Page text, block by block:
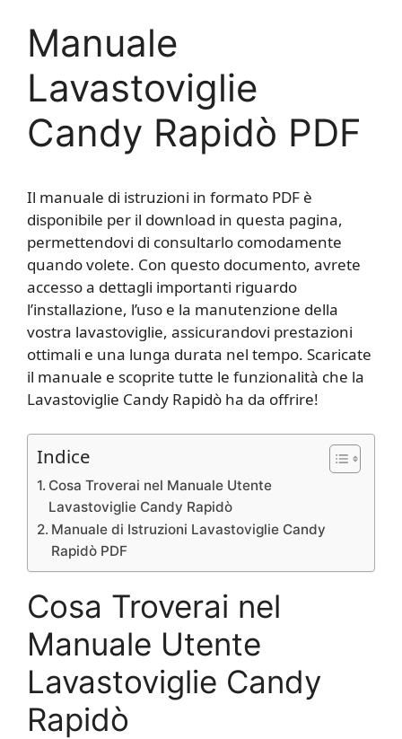
Manuale
Lavastoviglie
Candy Rapidò PDF
Il manuale di istruzioni in formato PDF è
disponibile per il download in questa pagina,
permettendovi di consultarlo comodamente
quando volete. Con questo documento, avrete
accesso a dettagli importanti riguardo
l’installazione, l’uso e la manutenzione della
vostra lavastoviglie, assicurandovi prestazioni
ottimali e una lunga durata nel tempo. Scaricate
il manuale e scoprite tutte le funzionalità che la
Lavastoviglie Candy Rapidò ha da offrire!
Indice
Cosa Troverai nel Manuale Utente
Lavastoviglie Candy Rapidò
Manuale di Istruzioni Lavastoviglie Candy
Rapidò PDF
Cosa Troverai nel
Manuale Utente
Lavastoviglie Candy
Rapidò